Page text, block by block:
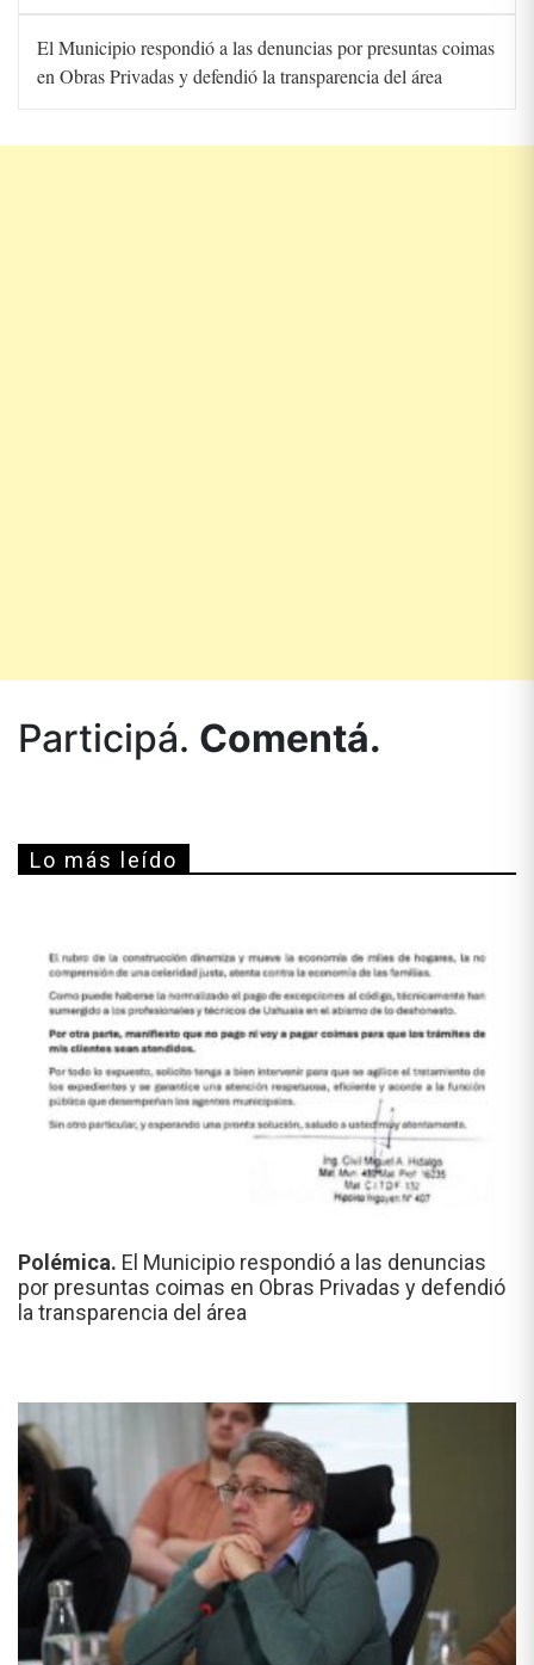
El Municipio respondió a las denuncias por presuntas coimas
en Obras Privadas y defendió la transparencia del área
Participá. Comentá.
Lo más leído
Polémica. El Municipio respondió a las denuncias
por presuntas coimas en Obras Privadas y defendió
la transparencia del área